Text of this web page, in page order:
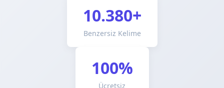
10.380+
Benzersiz Kelime
100%
Ücretsiz